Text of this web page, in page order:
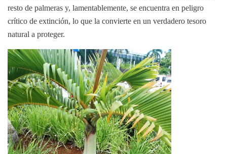
resto de palmeras y, lamentablemente, se encuentra en peligro
crítico de extinción, lo que la convierte en un verdadero tesoro
natural a proteger.